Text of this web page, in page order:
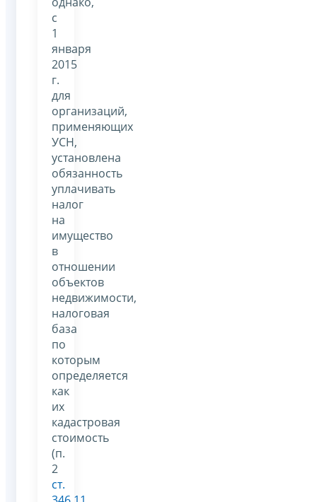
с
1
января
2015
г.
для
организаций,
применяющих
УСН,
установлена
обязанность
уплачивать
налог
на
имущество
в
отношении
объектов
недвижимости,
налоговая
база
по
которым
определяется
как
их
кадастровая
стоимость
(п.
2
ст.